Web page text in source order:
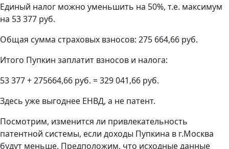
Единый налог можно уменьшить на 50%, т.е. максимум
на 53 377 руб.
Общая сумма страховых взносов: 275 664,66 руб.
Итого Пупкин заплатит взносов и налога:
53 377 + 275664,66 руб. = 329 041,66 руб.
Здесь уже выгоднее ЕНВД, а не патент.
Посмотрим, изменится ли привлекательность
патентной системы, если доходы Пупкина в г.Москва
будут меньше. Предположим, что исходные данные